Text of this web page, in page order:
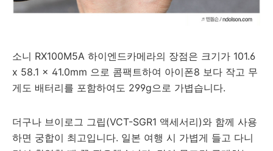
소니 RX100M5A 하이엔드카메라의 장점은 크기가 101.6
x 58.1 x 41.0mm 으로 콤팩트하여 아이폰8 보다 작고 무
게도 배터리를 포함하여도 299g으로 가볍습니다.
더구나 브이로그 그립(VCT-SGR1 액세서리)와 함께 사용
하면 궁합이 최고입니다. 일본 여행 시 가볍게 들고 다니